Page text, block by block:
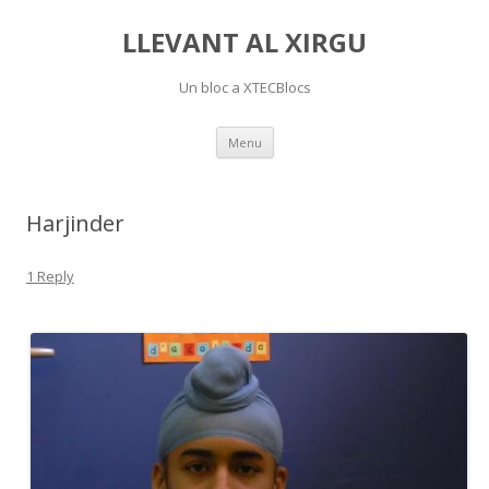
LLEVANT AL XIRGU
Un bloc a XTECBlocs
Menu Skip
content
Harjinder
1 Reply